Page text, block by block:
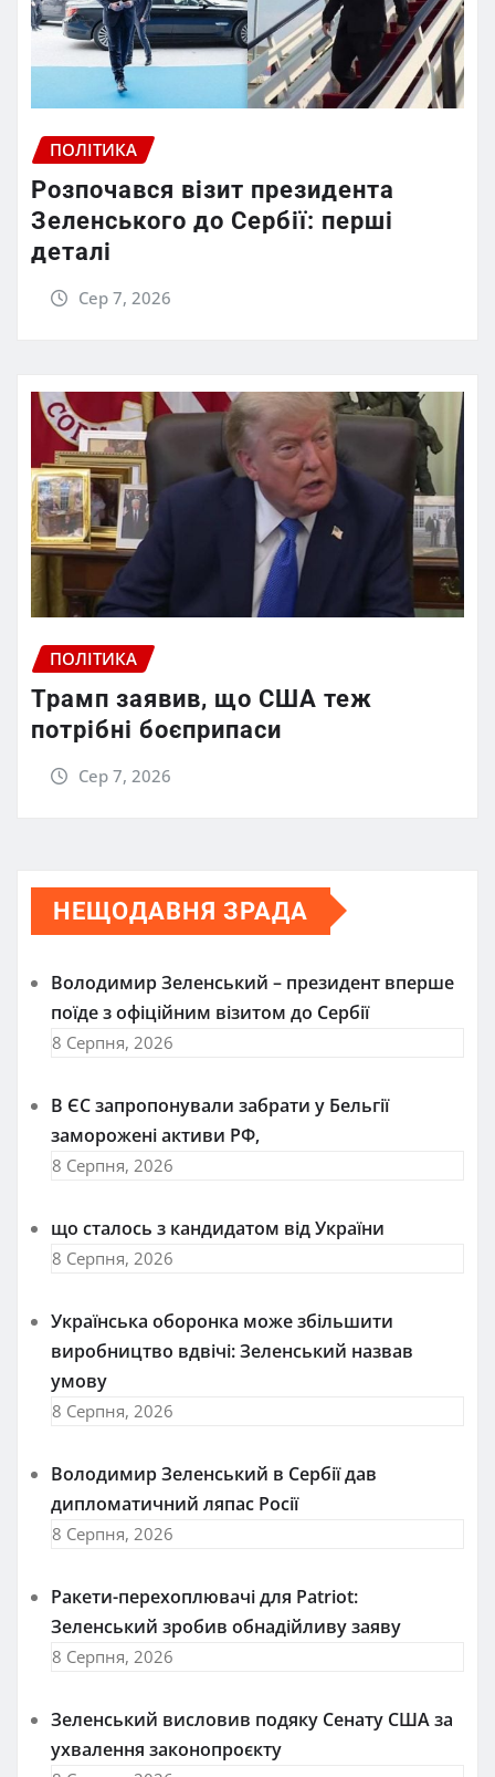
ПОЛІТИКА
Розпочався візит президента
Зеленського до Сербії: перші
деталі
Сер 7, 2026
ПОЛІТИКА
Трамп заявив, що США теж
потрібні боєприпаси
Сер 7, 2026
НЕЩОДАВНЯ ЗРАДА
Володимир Зеленський – президент вперше
поїде з офіційним візитом до Сербії
8 Серпня, 2026
В ЄС запропонували забрати у Бельгії
заморожені активи РФ,
8 Серпня, 2026
що сталось з кандидатом від України
8 Серпня, 2026
Українська оборонка може збільшити
виробництво вдвічі: Зеленський назвав
умову
8 Серпня, 2026
Володимир Зеленський в Сербії дав
дипломатичний ляпас Росії
8 Серпня, 2026
Ракети-перехоплювачі для Patriot:
Зеленський зробив обнадійливу заяву
8 Серпня, 2026
Зеленський висловив подяку Сенату США за
ухвалення законопроєкту